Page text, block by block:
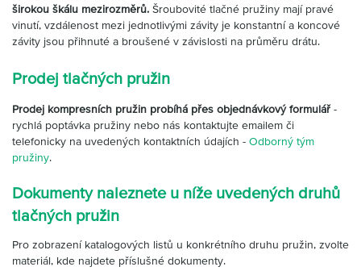
širokou škálu mezirozměrů. Šroubovité tlačné pružiny mají pravé
vinutí, vzdálenost mezi jednotlivými závity je konstantní a koncové
závity jsou přihnuté a broušené v závislosti na průměru drátu.
Prodej tlačných pružin
Prodej kompresních pružin probíhá přes objednávkový formulář-
rychlá poptávka pružiny nebo nás kontaktujte emailem či
telefonicky na uvedených kontaktních údajích - Odborný tým
pružiny.
Dokumenty naleznete u níže uvedených druhů
tlačných pružin
Pro zobrazení katalogových listů u konkrétního druhu pružin, zvolte
materiál, kde najdete příslušné dokumenty.